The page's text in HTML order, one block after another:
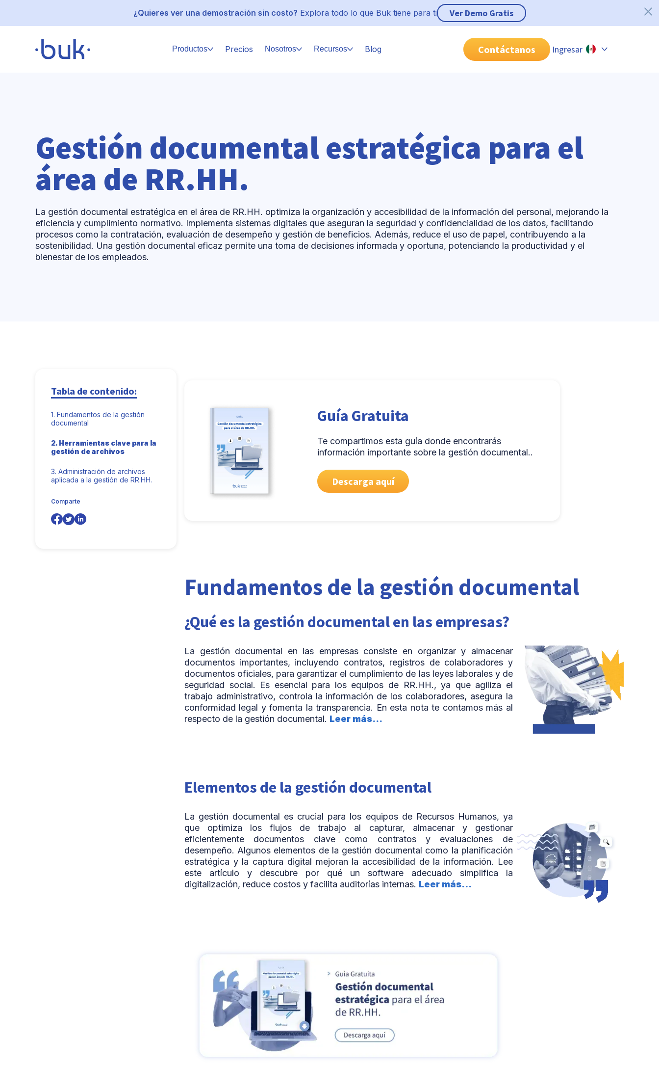
¿Quieres ver una demostración sin costo? Explora todo lo que Buk tiene para ti Ver Demo Gratis
Productos Precios Nosotros Recursos Blog Contáctanos Ingresar
Brasil
Gestión documental estratégica para el
área de RR.HH.
La gestión documental estratégica en el área de RR.HH. optimiza la organización y accesibilidad de la información del personal, mejorando la
eficiencia y cumplimiento normativo. Implementa sistemas digitales que aseguran la seguridad y confidencialidad de los datos, facilitando
procesos como la contratación, evaluación de desempeño y gestión de beneficios. Además, reduce el uso de papel, contribuyendo a la
sostenibilidad. Una gestión documental eficaz permite una toma de decisiones informada y oportuna, potenciando la productividad y el
bienestar de los empleados.
Guía Gratuita
Te compartimos esta guía donde encontrarás
información importante sobre la gestión documental..
Descarga aquí
Tabla de contenido:
1. Fundamentos de la gestión
documental
2. Herramientas clave para la
gestión de archivos
3. Administración de archivos
aplicada a la gestión de RR.HH.
Comparte
Fundamentos de la gestión documental
¿Qué es la gestión documental en las empresas?
La gestión documental en las empresas consiste en organizar y almacenar
documentos importantes, incluyendo contratos, registros de colaboradores y
documentos oficiales, para garantizar el cumplimiento de las leyes laborales y de
seguridad social. Es esencial para los equipos de RR.HH., ya que agiliza el
trabajo administrativo, controla la información de los colaboradores, asegura la
conformidad legal y fomenta la transparencia. En esta nota te contamos más al
respecto de la gestión documental. Leer más...
Elementos de la gestión documental
La gestión documental es crucial para los equipos de Recursos Humanos, ya
que optimiza los flujos de trabajo al capturar, almacenar y gestionar
eficientemente documentos clave como contratos y evaluaciones de
desempeño. Algunos elementos de la gestión documental como la planificación
estratégica y la captura digital mejoran la accesibilidad de la información. Lee
este artículo y descubre por qué un software adecuado simplifica la
digitalización, reduce costos y facilita auditorías internas. Leer más...